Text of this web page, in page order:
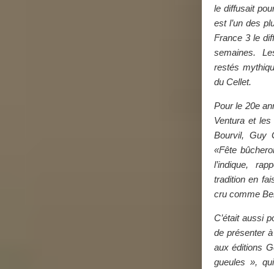
le diffusait
est l’un des
France 3 le
semaines.
restés
du Cellet.
Pour le 20e
Ventura et
Bourvil, Guy
«Fête
l’indique,
tradition en
cru comme
C’était aussi
de présenter
aux éditions
gueules »,